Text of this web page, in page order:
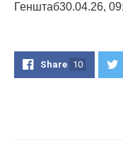
Генштаб30.04.26,
Share 10